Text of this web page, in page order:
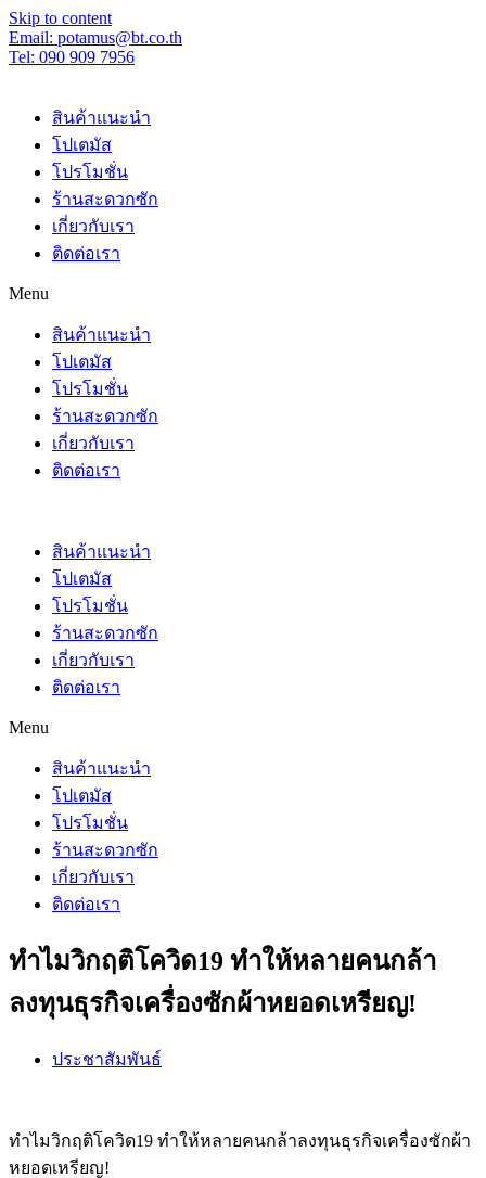
Skip to content
Email: potamus@bt.co.th
Tel: 090 909 7956
สินค้าแนะนำ
โปเตมัส
โปรโมชั่น
ร้านสะดวกซัก
เกี่ยวกับเรา
ติดต่อเรา
Menu
สินค้าแนะนำ
โปเตมัส
โปรโมชั่น
ร้านสะดวกซัก
เกี่ยวกับเรา
ติดต่อเรา
สินค้าแนะนำ
โปเตมัส
โปรโมชั่น
ร้านสะดวกซัก
เกี่ยวกับเรา
ติดต่อเรา
Menu
สินค้าแนะนำ
โปเตมัส
โปรโมชั่น
ร้านสะดวกซัก
เกี่ยวกับเรา
ติดต่อเรา
ทำไมวิกฤติโควิด19 ทำให้หลายคนกล้า
ลงทุนธุรกิจเครื่องซักผ้าหยอดเหรียญ!
ประชาสัมพันธ์
ทำไมวิกฤติโควิด19 ทำให้หลายคนกล้าลงทุนธุรกิจเครื่องซักผ้า
หยอดเหรียญ!